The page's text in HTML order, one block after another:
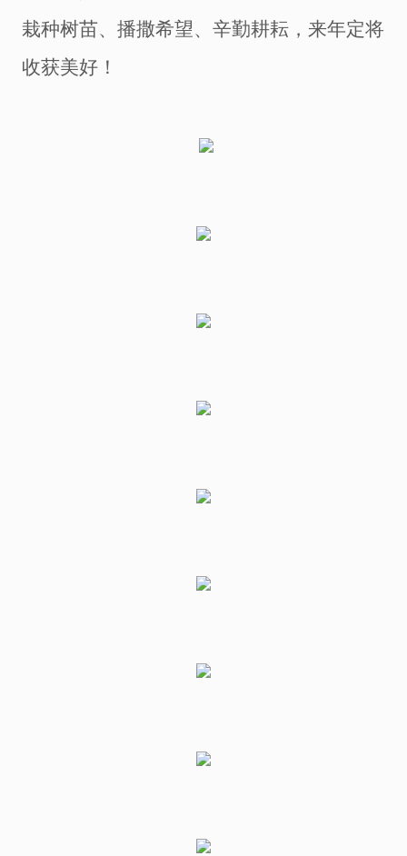
栽种树苗、播撒希望、辛勤耕耘，来年定将
收获美好！